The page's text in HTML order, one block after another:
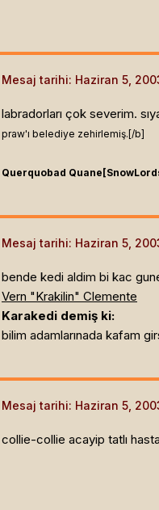
Mesaj tarihi: Haziran 5,
labradorları çok severim.
praw'ı belediye zehirlemiş.[/b]
Querquobad
Mesaj tarihi: Haziran 5,
bende kedi aldim bi kac
Vern "Krakilin" Clemente
Karakedi demiş ki:
bilim adamlarınada kafam
Mesaj tarihi: Haziran 5,
collie-collie acayip tatlı